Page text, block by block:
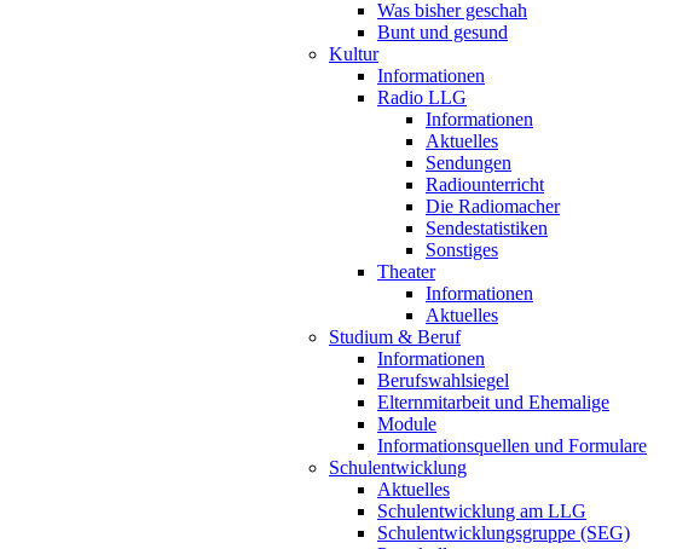
Was bisher geschah
Bunt und gesund
Kultur
Informationen
Radio LLG
Informationen
Aktuelles
Sendungen
Radiounterricht
Die Radiomacher
Sendestatistiken
Sonstiges
Theater
Informationen
Aktuelles
Studium & Beruf
Informationen
Berufswahlsiegel
Elternmitarbeit und Ehemalige
Module
Informationsquellen und Formulare
Schulentwicklung
Aktuelles
Schulentwicklung am LLG
Schulentwicklungsgruppe (SEG)